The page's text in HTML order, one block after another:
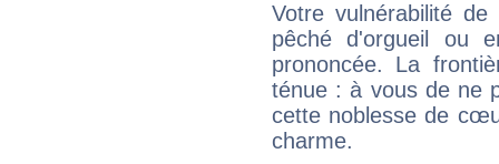
Votre vulnérabilité
pêché d'orgueil ou
prononcée. La
ténue : à vous de ne
cette noblesse de
charme.